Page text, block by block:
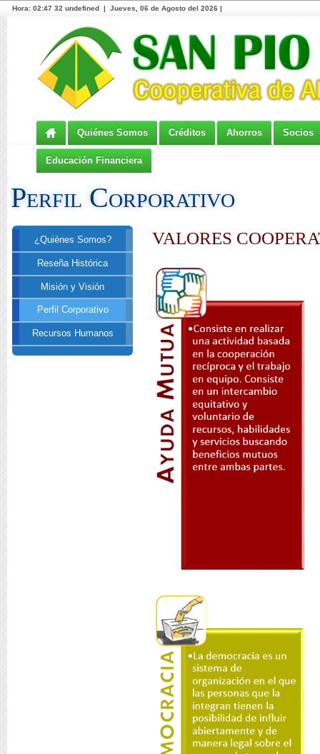
Hora: 02:47 32 undefined | Jueves, 06 de Agosto del 2026 |
Quiénes Somos Créditos Ahorros Socios
Educación Financiera
Perfil Corporativo
¿Quiénes Somos?
Reseña Histórica
Misión y Visión
Perfil Corporativo
Recursos Humanos
VALORES